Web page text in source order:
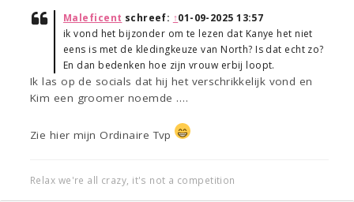
Maleficent schreef: ↑01-09-2025 13:57
ik vond het bijzonder om te lezen dat Kanye het niet
eens is met de kledingkeuze van North? Is dat echt zo?
En dan bedenken hoe zijn vrouw erbij loopt.
Ik las op de socials dat hij het verschrikkelijk vond en
Kim een groomer noemde ….
Zie hier mijn Ordinaire Tvp
Relax we're all crazy, it's not a competition